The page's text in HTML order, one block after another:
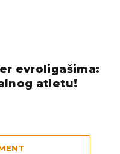
evroligašima:
atletu!